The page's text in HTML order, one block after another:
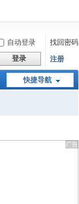
自动登录
找回密码
登录 注册
快捷导航